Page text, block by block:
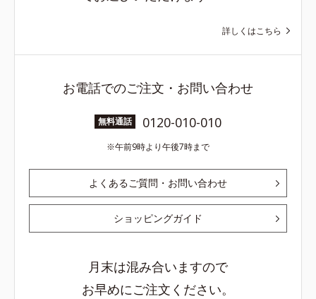
詳しくはこちら
お電話でのご注文・お問い合わせ
無料通話 0120-010-010
午前9時より午後7時まで
よくあるご質問・お問い合わせ
ショッピングガイド
月末は混み合いますので
お早めにご注文ください。